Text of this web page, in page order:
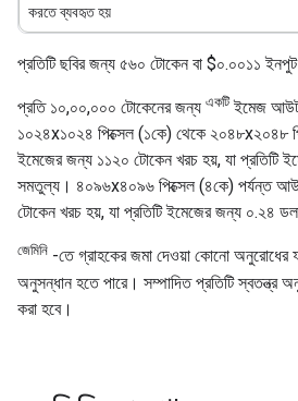
করতে ব্যবহৃত হয়
প্রতিটি ছবির জন্য ৫৬০ টোকেন বা $০.০০১১
প্রতি ১০,০০,০০০ টোকেনের জন্য একটি ইমেজ
১০২৪x১০২৪ পিক্সেল (১কে) থেকে ২০৪৮x২০৪৮
ইমেজের জন্য ১১২০ টোকেন খরচ হয়, যা প্রতিটি
সমতুল্য। ৪০৯৬x৪০৯৬ পিক্সেল (৪কে) পর্যন্ত
টোকেন খরচ হয়, যা প্রতিটি ইমেজের জন্য ০.২৪
জেমিনি -তে গ্রাহকের জমা দেওয়া কোনো অনুরোধের
অনুসন্ধান হতে পারে। সম্পাদিত প্রতিটি স্বতন্ত্র
করা হবে।